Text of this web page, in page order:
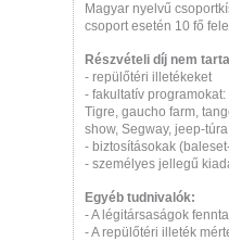
Magyar nyelvű
csoport esetén 10 fő
Részvételi díj nem
- repülőtéri illetékeket
- fakultatív programokat:
Tigre, gaucho farm,
show, Segway, jeep-
- biztosításokak
- személyes jellegű
Egyéb tudnivalók:
- A légitársaságok
- A repülőtéri illeték